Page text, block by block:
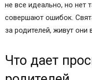
не все идеально, но нет
совершают ошибок.
за родителей, живут они
Что дает